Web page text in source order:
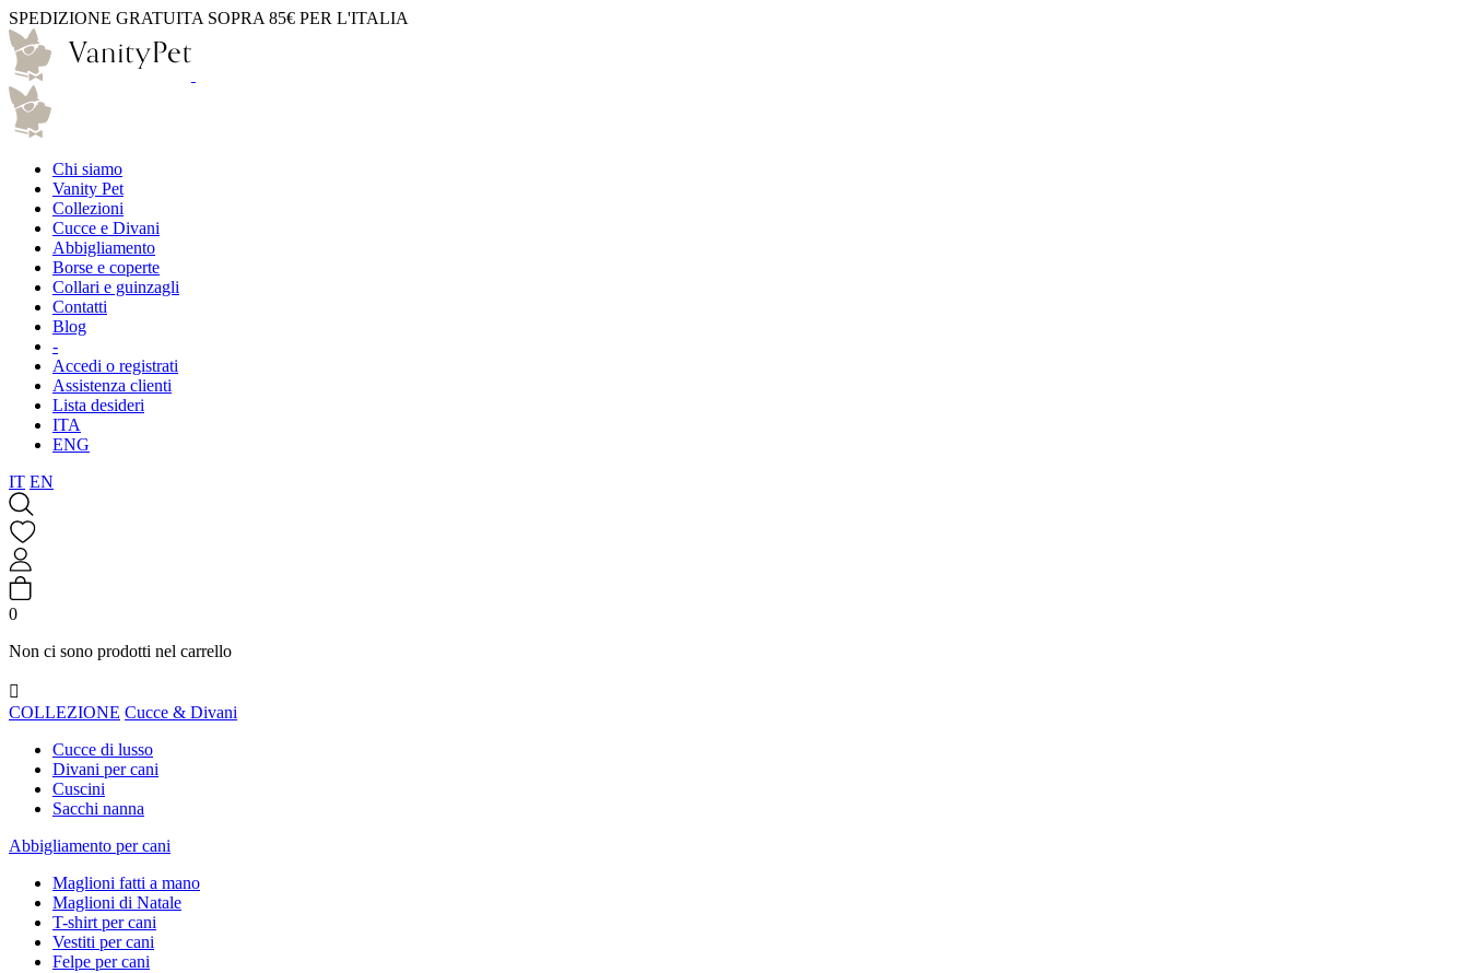
SPEDIZIONE GRATUITA SOPRA 85€ PER L'ITALIA
Chi siamo
Vanity Pet
Collezioni
Cucce e Divani
Abbigliamento
Borse e coperte
Collari e guinzagli
Contatti
Blog
-
Accedi o registrati
Assistenza clienti
Lista desideri
ITA
ENG
IT EN
0
Non ci sono prodotti nel carrello

COLLEZIONE Cucce & Divani
Cucce di lusso
Divani per cani
Cuscini
Sacchi nanna
Abbigliamento per cani
Maglioni fatti a mano
Maglioni di Natale
T-shirt per cani
Vestiti per cani
Felpe per cani